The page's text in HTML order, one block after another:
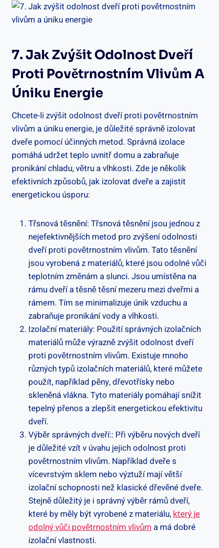
7. Jak Zvýšit Odolnost Dveří
Proti Povětrnostním Vlivům A
Úniku Energie
Chcete-li zvýšit odolnost dveří proti povětrnostním
vlivům a úniku energie, je důležité správně izolovat
dveře pomocí účinných metod. Správná izolace
pomáhá udržet teplo uvnitř domu a zabraňuje
pronikání chladu, větru a vlhkosti. Zde je několik
efektivních způsobů, jak izolovat dveře a zajistit
energetickou úsporu:
Třsnová těsnění: Třsnová těsnění jsou jednou z
nejefektivnějších metod pro zvýšení odolnosti
dveří proti povětrnostním vlivům. Tato těsnění
jsou vyrobená z materiálů, které jsou odolné vůči
teplotním změnám a slunci. Jsou umístěna na
rámu dveří a těsně těsní mezeru mezi dveřmi a
rámem. Tím se minimalizuje únik vzduchu a
zabraňuje pronikání vody a vlhkosti.
Izolační materiály: Použití správných izolačních
materiálů může výrazně zvýšit odolnost dveří
proti povětrnostním vlivům. Existuje mnoho
různých typů izolačních materiálů, které můžete
použít, například pěny, dřevotřísky nebo
skleněná vlákna. Tyto materiály pomáhají snížit
tepelný přenos a zlepšit energetickou efektivitu
dveří.
Výběr správných dveří:: Při výběru nových dveří
je důležité vzít v úvahu jejich odolnost proti
povětrnostním vlivům. Například dveře s
vícevrstvým sklem nebo výztuží mají větší
izolační schopnosti než klasické dřevěné dveře.
Stejně důležitý je i správný výběr rámů dveří,
které by měly být vyrobené z materiálu, který je
odolný vůči povětrnostním vlivům a má dobré
izolační vlastnosti.